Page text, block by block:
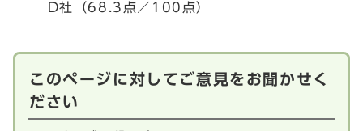
D社（68.3点／100点）
このページに対してご意見をお聞かせく
ださい